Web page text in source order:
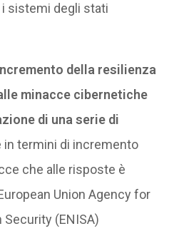
sistemi degli stati
della resilienza
minacce cibernetiche
di una serie di
in termini di incremento
che alle risposte è
Union Agency for
(ENISA)